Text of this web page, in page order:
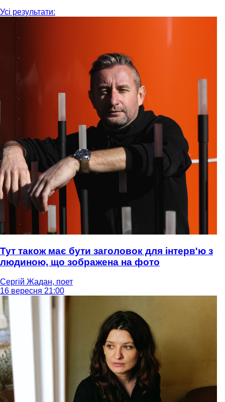
Усі результати:
Тут також має бути заголовок для інтерв'ю з
людиною, що зображена на фото
Сергій Жадан, поет
16 вересня 21:00